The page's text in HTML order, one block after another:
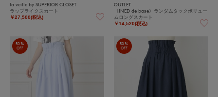
la veille by SUPERIOR CLOSET
ラップライクスカート
￥27,500(税込)
OUTLET
《INED de base》ランダムタックボリュー
ムロングスカート
￥14,520(税込)
50%
OFF
50%
OFF